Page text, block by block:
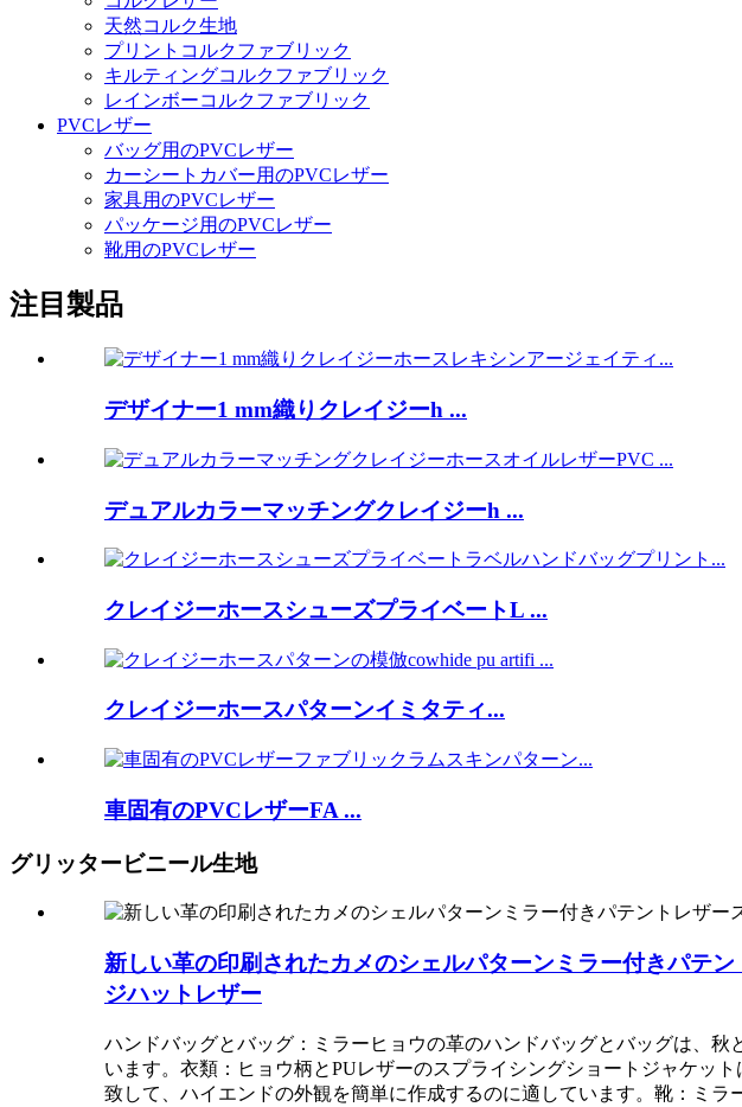
天然コルク生地
プリントコルクファブリック
キルティングコルクファブリック
レインボーコルクファブリック
PVCレザー
バッグ用のPVCレザー
カーシートカバー用のPVCレザー
家具用のPVCレザー
パッケージ用のPVCレザー
靴用のPVCレザー
注目製品
デザイナー1 mm織りクレイジーh ...
デュアルカラーマッチングクレイジーh ...
クレイジーホースシューズプライベートL ...
クレイジーホースパターンイミタティ...
車固有のPVCレザーFA ...
グリッタービニール生地
新しい革の印刷されたカメのシェルパターンミラー付きパテ
ジハットレザー
ハンドバッグとバッグ：ミラーヒョウの革のハンドバッグとバッグは、
います。衣類：ヒョウ柄とPUレザーのスプライシングショートジャケッ
致して、ハイエンドの外観を簡単に作成するのに適しています。靴：ミ